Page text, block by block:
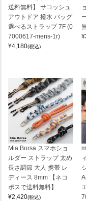
送料無料】 サコッシュ
アウトドア 撥水 バッグ
選べるストラップ 7F (0
7000617-mens-1r)
¥4,180(税込)
¥
Mia Borsa スマホショ
ルダー ストラップ 太め
長さ調節 大人 携帯 レ
ディース 8mm 【ネコ
ポスで送料無料】
¥2,420(税込)